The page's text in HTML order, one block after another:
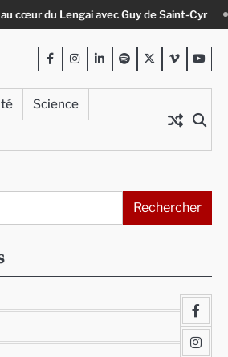
avec Guy de Saint-Cyr Le Crépin
Facebook
Instagram
LinkedInSpotifyTwitterViméo
Science
Rechercher